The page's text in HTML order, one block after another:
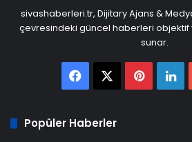
sivashaberleri.tr, Dijitary Ajans &
çevresindeki güncel haberleri objektif
sunar.
Facebook
Popüler Haberler